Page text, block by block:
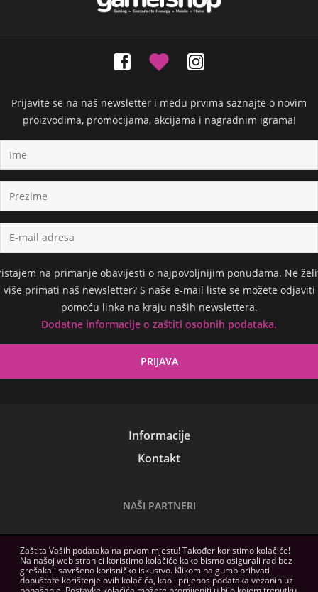
Prijavite se na naš newsletter i među prvima saznajte o novim
proizvodima, promocijama, akcijama i nagradnim igrama!
na primanje obavijesti o najpovoljnijim ponudama. Ne
više primati naš newsletter? S naše e-mail liste se možete odjaviti
pomoću linka na kraju naših newslettera.
Dodatne informacije o zaštiti osobnih podataka.
Informacije
Kontakt
NAŠI PARTNERI
Slike na ovoj web stranici služe samo kao ilustracija. Tehničke
specifikacije, sadržaji paketa i hardverski zahtjevi softvera navedeni
na ovoj web stranici imaju samo informativnu svrhu, izdavači
Zaštita Vaših podataka na prvom mjestu! Također koristimo kolačiće!
Na našoj web stranici koristimo kolačiće kako bismo osigurali rad bez
grešaka i savršeno korisničko iskustvo. Klikom na gumb prihvati
dopuštate korištenje ovih kolačića, kao i prijenos podataka vezanih uz